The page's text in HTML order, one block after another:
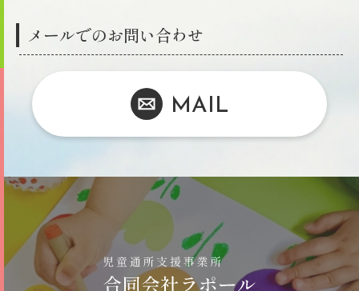
メールでのお問い合わせ
MAIL